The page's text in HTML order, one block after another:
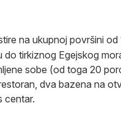
na ukupnoj površini od
tirkiznog Egejskog
sobe (od toga 20
dva bazena na
centar.